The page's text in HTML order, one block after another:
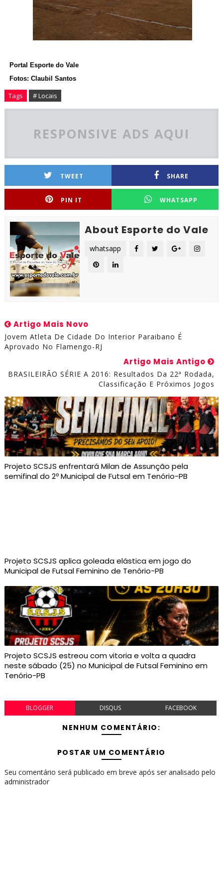
Portal Esporte do Vale
Fotos: Claubil Santos
Tags # Locais
RESPONSIVE ADS AQUI
TWEET SHARE
PIN IT WHATSAPP
About Esporte do Vale
whatsapp
Artigo Mais Novo
Jovem Atleta De Cidade Do Interior Paraibano É
Aprovado No Flamengo-RJ
Artigo Mais Antigo
BRASILEIRÃO SÉRIE A 2016: Resultados Da 22ª Rodada,
Classificação E Próximos Jogos
Projeto SCSJS enfrentará Milan de Assunção pela
semifinal do 2º Municipal de Futsal em Tenório-PB
Projeto SCSJS aplica goleada elástica em jogo do
Municipal de Futsal Feminino de Tenório-PB
Projeto SCSJS estreou com vitoria e volta a quadra
neste sábado (25) no Municipal de Futsal Feminino em
Tenório-PB
BLOGGER DISQUS FACEBOOK
NENHUM COMENTÁRIO:
POSTAR UM COMENTÁRIO
Seu comentário será publicado em breve após ser analisado pelo
administrador